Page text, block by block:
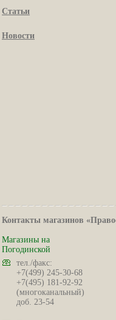
Статьи
Новости
Контакты магазинов
Магазины на
Погодинской
тел./факс:
+7(499) 245-30-68
+7(495) 181-92-92
(многоканальный)
доб. 23-54